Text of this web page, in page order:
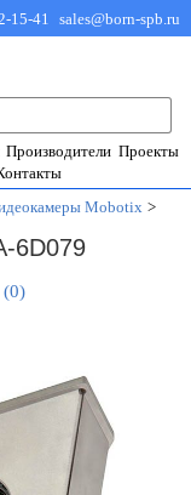
15-41 sales@born-spb.ru
Производители Проекты
Mobotix >
6D079
(0)